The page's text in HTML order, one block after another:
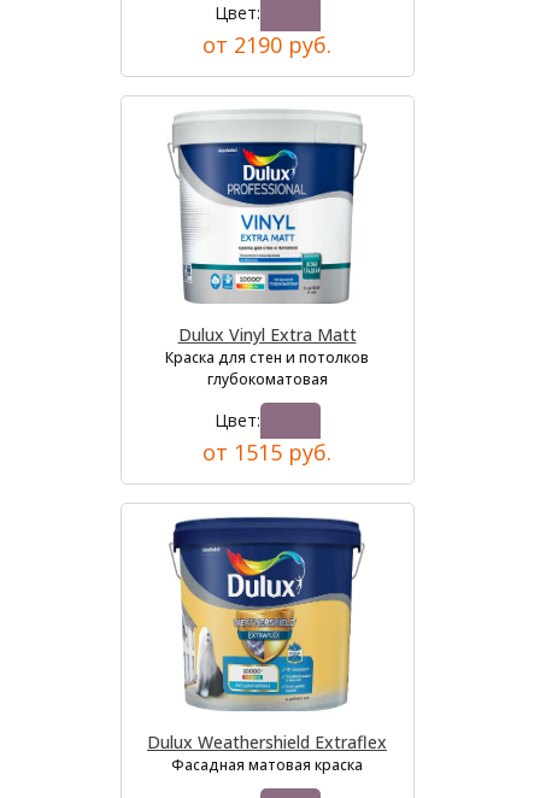
Цвет:
от 2190 руб.
Dulux Vinyl Extra Matt
Краска для стен и потолков
глубокоматовая
Цвет:
от 1515 руб.
Dulux Weathershield Extraflex
Фасадная матовая краска